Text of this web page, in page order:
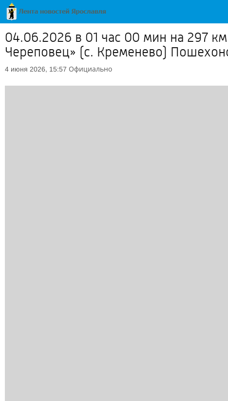
04.06.2026 в 01 час 00 мин на 297
Череповец» (с. Кременево)
4 июня 2026, 15:57 Официально